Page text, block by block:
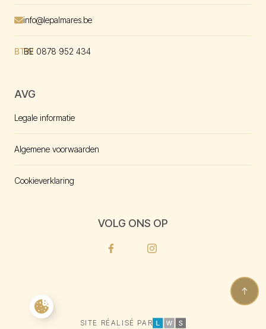
Envoyer un mal à
info@lepalmares.be
BTWBE 0878 952 434
AVG
Legale informatie
Algemene voorwaarden
Cookieverklaring
VOLG ONS OP
FacebookInstagram
SITE RÉALISÉ PAR LWS
Cookie-instellingen